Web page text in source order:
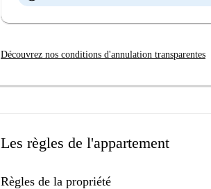
Découvrez nos conditions d'annulation transparentes
Les règles de l'appartement
Règles de la propriété